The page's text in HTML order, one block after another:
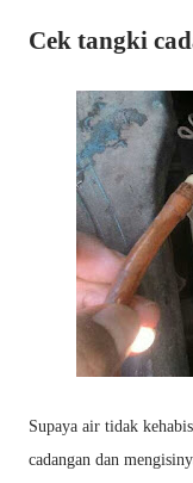
Cek tangki
Supaya air tidak
cadangan dan